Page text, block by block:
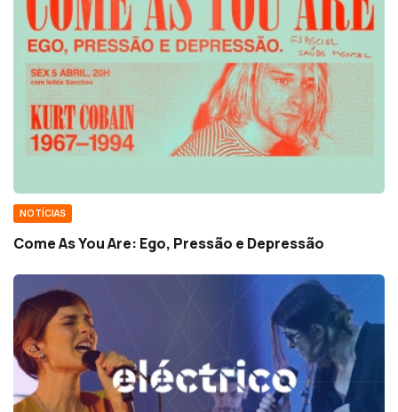
NOTÍCIAS
Come As You Are: Ego, Pressão e Depressão